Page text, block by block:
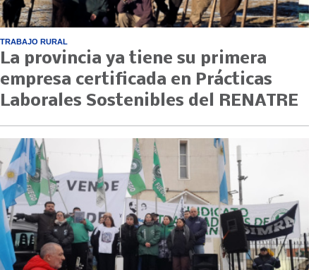
TRABAJO RURAL
La provincia ya tiene su primera
empresa certificada en Prácticas
Laborales Sostenibles del RENATRE